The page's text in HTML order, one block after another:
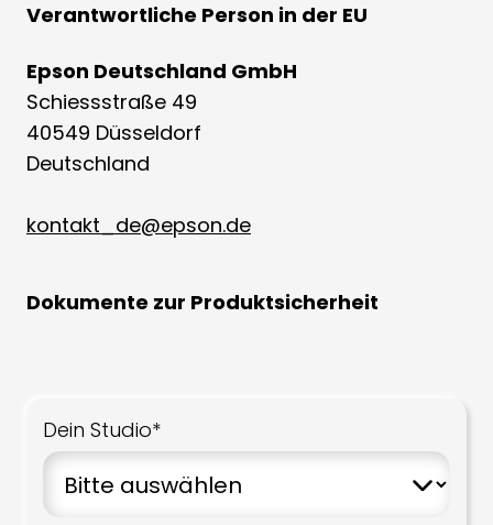
Verantwortliche Person in der EU
Epson Deutschland GmbH
Schiessstraße 49
40549 Düsseldorf
Deutschland
kontakt_de@epson.de
Dokumente zur Produktsicherheit
Dein Studio*